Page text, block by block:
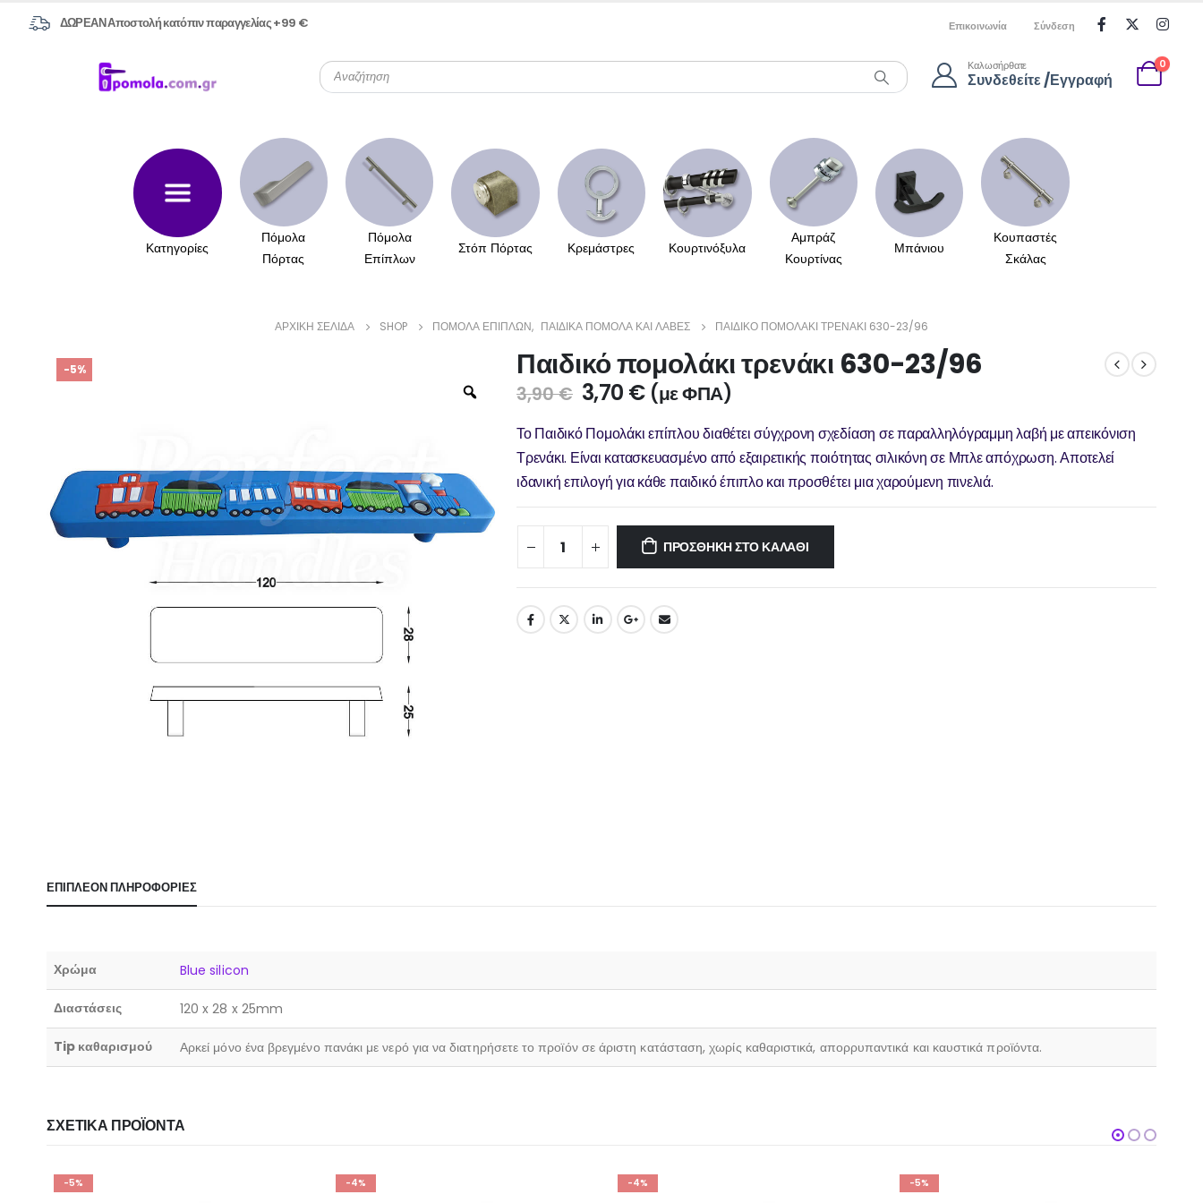
ΔΩΡΕΑΝ Αποστολή κατόπιν παραγγελίας +99 € Επικοινωνία Σύνδεση
Καλωσήρθατε
Συνδεθείτε /Εγγραφή
0
Κατηγορίες
Πόμολα
Πόρτας
Πόμολα
Επίπλων
Στόπ Πόρτας Κρεμάστρες Κουρτινόξυλα
Αμπράζ
Κουρτίνας
Μπάνιου
Κουπαστές
Σκάλας
ΑΡΧΙΚΉ ΣΕΛΊΔΑ SHOP ΠΌΜΟΛΑ ΕΠΊΠΛΩΝ, ΠΑΙΔΙΚΆ ΠΟΜΟΛΑ ΚΑΙ ΛΑΒΈΣ ΠΑΙΔΙΚΌ ΠΟΜΟΛΆΚΙ ΤΡΕΝΆΚΙ 630-23/96
-5% Παιδικό πομολάκι τρενάκι 630-23/96
3,90€ 3,70 € (με ΦΠΑ)
Το Παιδικό Πομολάκι επίπλου διαθέτει σύγχρονη σχεδίαση σε παραλληλόγραμμη λαβή με απεικόνιση
Τρενάκι. Είναι κατασκευασμένο από εξαιρετικής ποιότητας σιλικόνη σε Μπλε απόχρωση. Αποτελεί
ιδανική επιλογή για κάθε παιδικό έπιπλο και προσθέτει μια χαρούμενη πινελιά.
ΠΡΟΣΘΉΚΗ ΣΤΟ ΚΑΛΆΘΙ
ΕΠΙΠΛΈΟΝ ΠΛΗΡΟΦΟΡΊΕΣ
Χρώμα Blue silicon
Διαστάσεις 120 x 28 x 25mm
Tip καθαρισμού Αρκεί μόνο ένα βρεγμένο πανάκι με νερό για να διατηρήσετε το προϊόν σε άριστη κατάσταση, χωρίς καθαριστικά, απορρυπαντικά και καυστικά προϊόντα.
ΣΧΕΤΙΚΆ ΠΡΟΪΌΝΤΑ